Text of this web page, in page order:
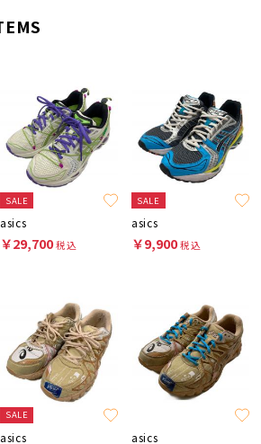
SALE
asics
￥29,700税込
SALE
asics
￥9,900税込
SALE
asics asics